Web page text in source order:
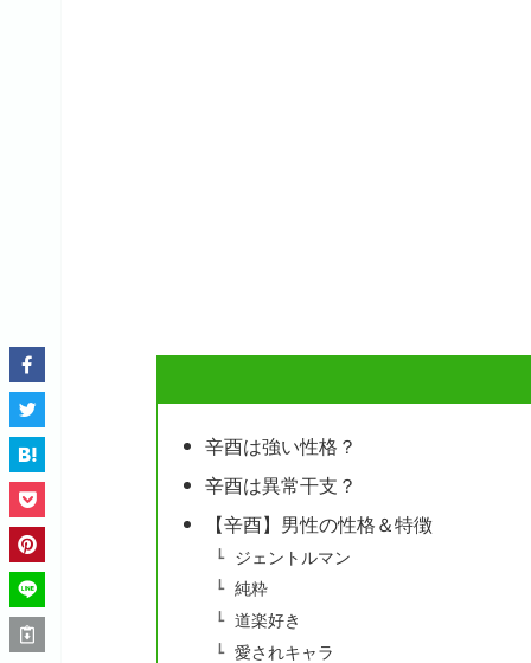
辛酉は強い性格？
辛酉は異常干支？
【辛酉】男性の性格＆特徴
ジェントルマン
純粋
道楽好き
愛されキャラ